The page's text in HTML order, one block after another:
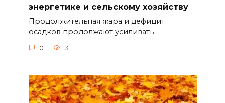
энергетике и сельскому хозяйству
Продолжительная жара и дефицит
осадков продолжают усиливать
0 31